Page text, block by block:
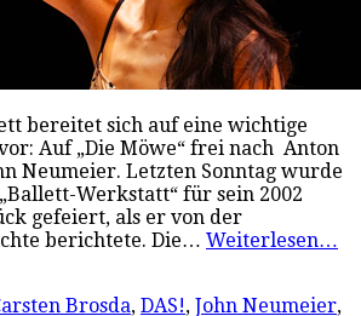
bereitet sich auf eine wichtige
Auf „Die Möwe“ frei nach Anton
Neumeier. Letzten Sonntag wurde
Werkstatt“ für sein 2002
gefeiert, als er von der
berichtete. Die… Weiterlesen…
Brosda, DAS!, John Neumeier,